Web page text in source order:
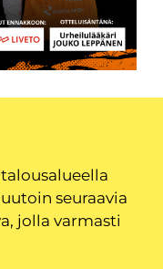
seuraavia
jolla varmasti